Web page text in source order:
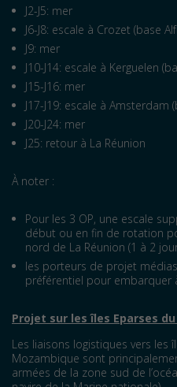
J2-J5: mer
J6-J8: escale à Crozet (base
J9: mer
J10-J14: escale à Kerguelen
J15-J16: mer
J17-J19: escale à Amsterdam
J20-J24: mer
J25: retour à La Réunion
À noter :
Pour les 3 OP, une escale
début ou en fin de rotation
nord de La Réunion (1 à 2
les porteurs de projet
préférentiel pour embarquer
Projet sur les îles Eparses
Les liaisons logistiques vers les
Mozambique sont
armées de la zone sud de